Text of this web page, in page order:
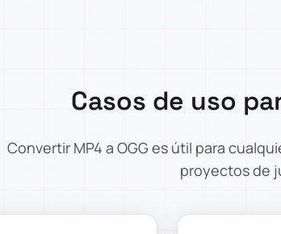
Casos de uso
Convertir MP4 a OGG es útil para
proyectos de